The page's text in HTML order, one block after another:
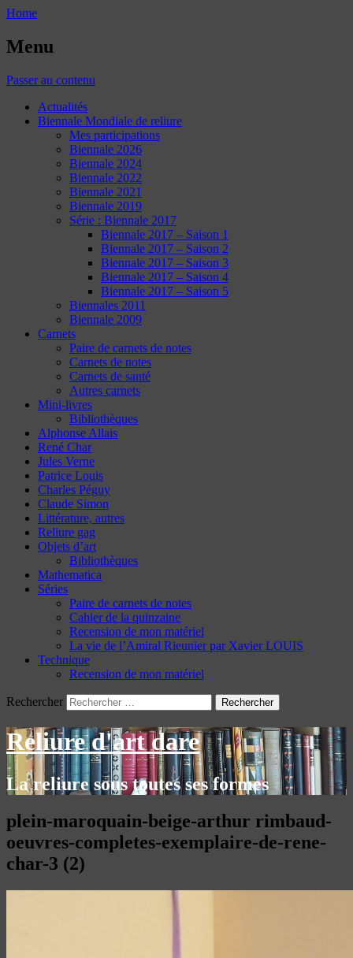
Home
Menu
Passer au contenu
Actualités
Biennale Mondiale de reliure
Mes participations
Biennale 2026
Biennale 2024
Biennale 2022
Biennale 2021
Biennale 2019
Série : Biennale 2017
Biennale 2017 – Saison 1
Biennale 2017 – Saison 2
Biennale 2017 – Saison 3
Biennale 2017 – Saison 4
Biennale 2017 – Saison 5
Biennales 2011
Biennale 2009
Carnets
Paire de carnets de notes
Carnets de notes
Carnets de santé
Autres carnets
Mini-livres
Bibliothèques
Alphonse Allais
René Char
Jules Verne
Patrice Louis
Charles Péguy
Claude Simon
Littérature, autres
Reliure gag
Objets d’art
Bibliothèques
Mathematica
Séries
Paire de carnets de notes
Cahier de la quinzaine
Recension de mon matériel
La vie de l’Amiral Rieunier par Xavier LOUIS
Technique
Recension de mon matériel
Rechercher
Reliure d'art dare
La reliure sous toutes ses formes
plein-maroquain-beige-arthur rimbaud-
oeuvres-completes-exemplaire-de-rene-
char-3 (2)